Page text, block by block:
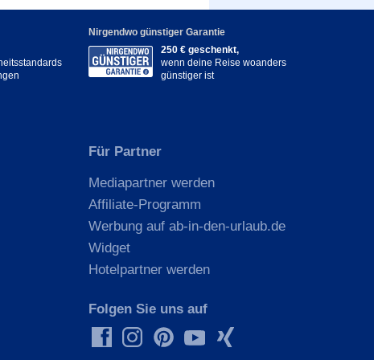
Nirgendwo günstiger Garantie
250 € geschenkt,
wenn deine Reise woanders
günstiger ist
Für Partner
Mediapartner werden
Affiliate-Programm
Werbung auf ab-in-den-urlaub.de
Widget
Hotelpartner werden
Folgen Sie uns auf